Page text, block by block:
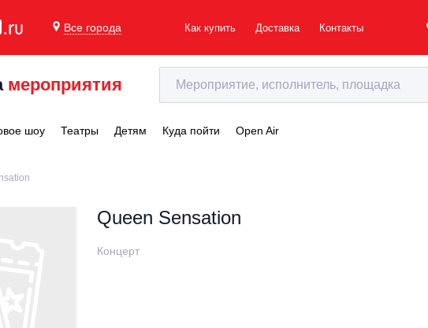
Все города Как купить Доставка Контакты
мероприятия
шоу Театры Детям Куда пойти Open Air
Queen Sensation
Концерт